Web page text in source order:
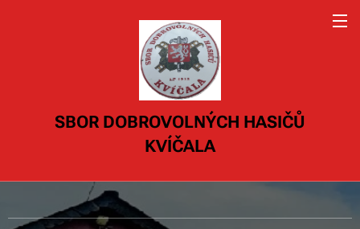
SBOR DOBROVOLNÝCH HASIČŮ
KVÍČALA